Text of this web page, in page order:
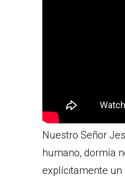
Nuestro Señor
humano, dormía
explícitamente un